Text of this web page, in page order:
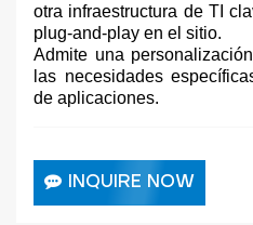
otra infraestructura de TI
plug-and-play en el sitio.
Admite una
las necesidades
de aplicaciones.
INQUIRE NOW